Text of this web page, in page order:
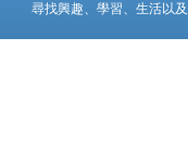
尋找興趣、學習、生活以